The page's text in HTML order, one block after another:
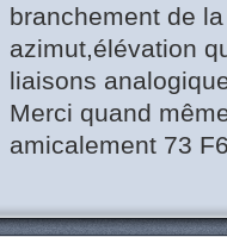
branchement de
azimut,élévation
liaisons
Merci quand
amicalement 73